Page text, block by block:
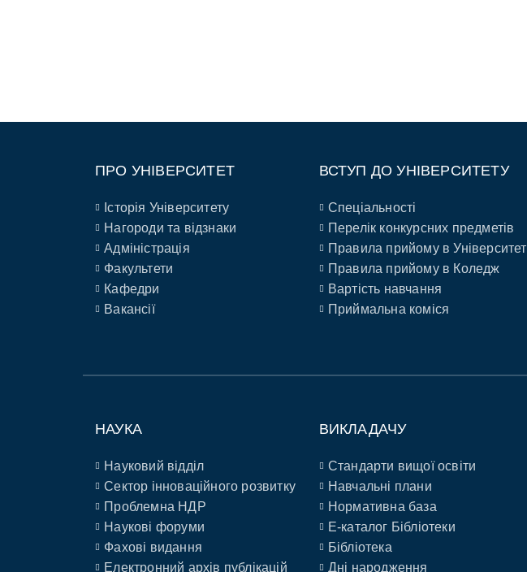
ПРО УНІВЕРСИТЕТ
Історія Університету
Нагороди та відзнаки
Адміністрація
Факультети
Кафедри
Вакансії
ВСТУП ДО УНІВЕРСИТЕТУ
Спеціальності
Перелік конкурсних предметів
Правила прийому в Університет
Правила прийому в Коледж
Вартість навчання
Приймальна коміся
НАУКА
Науковий відділ
Сектор інноваційного розвитку
Проблемна НДР
Наукові форуми
Фахові видання
Електронний архів публікацій
ВИКЛАДАЧУ
Стандарти вищої освіти
Навчальні плани
Нормативна база
E-каталог Бібліотеки
Бібліотека
Дні народження